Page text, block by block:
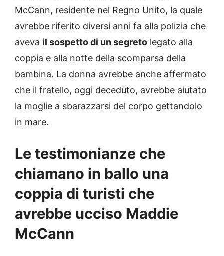
McCann, residente nel Regno Unito, la quale
avrebbe riferito diversi anni fa alla polizia che
aveva il sospetto di un segreto legato alla
coppia e alla notte della scomparsa della
bambina. La donna avrebbe anche affermato
che il fratello, oggi deceduto, avrebbe aiutato
la moglie a sbarazzarsi del corpo gettandolo
in mare.
Le testimonianze che
chiamano in ballo una
coppia di turisti che
avrebbe ucciso Maddie
McCann